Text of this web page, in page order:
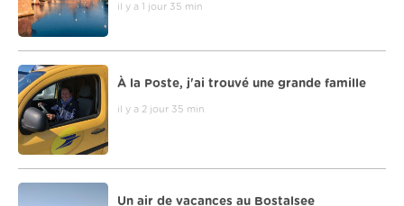
il y a 1 jour 35 min
À la Poste, j'ai trouvé une grande famille
il y a 2 jour 35 min
Un air de vacances au Bostalsee